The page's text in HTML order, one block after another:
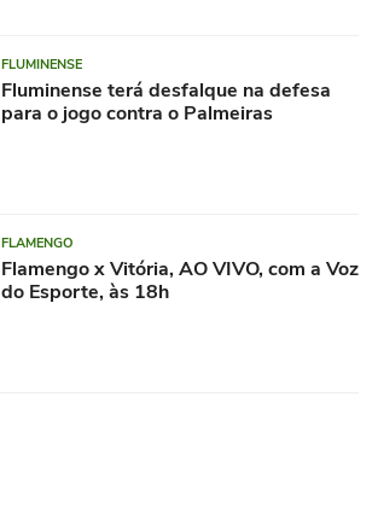
FLUMINENSE
Fluminense terá desfalque na defesa
para o jogo contra o Palmeiras
FLAMENGO
Flamengo x Vitória, AO VIVO, com a Voz
do Esporte, às 18h